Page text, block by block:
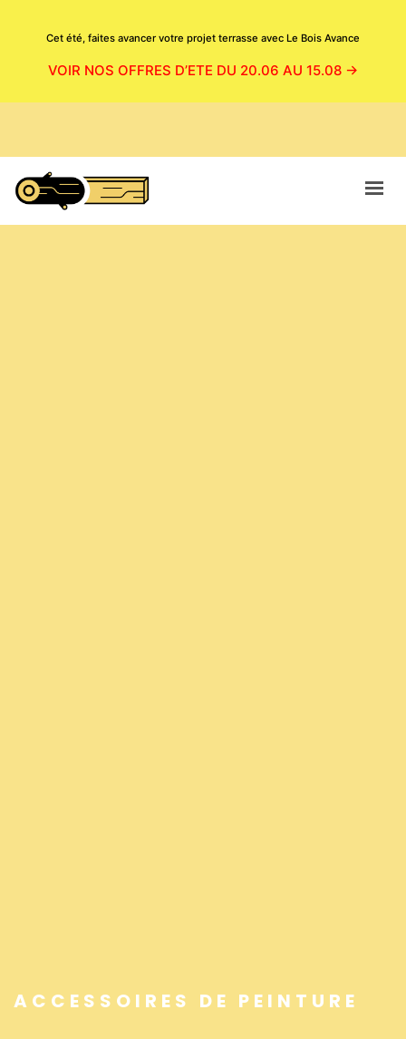
Cet été, faites avancer votre projet terrasse avec Le Bois Avance
VOIR NOS OFFRES D’ETE DU 20.06 AU 15.08 →
ACCUEIL
ACCESSOIRES DE PEINTURE